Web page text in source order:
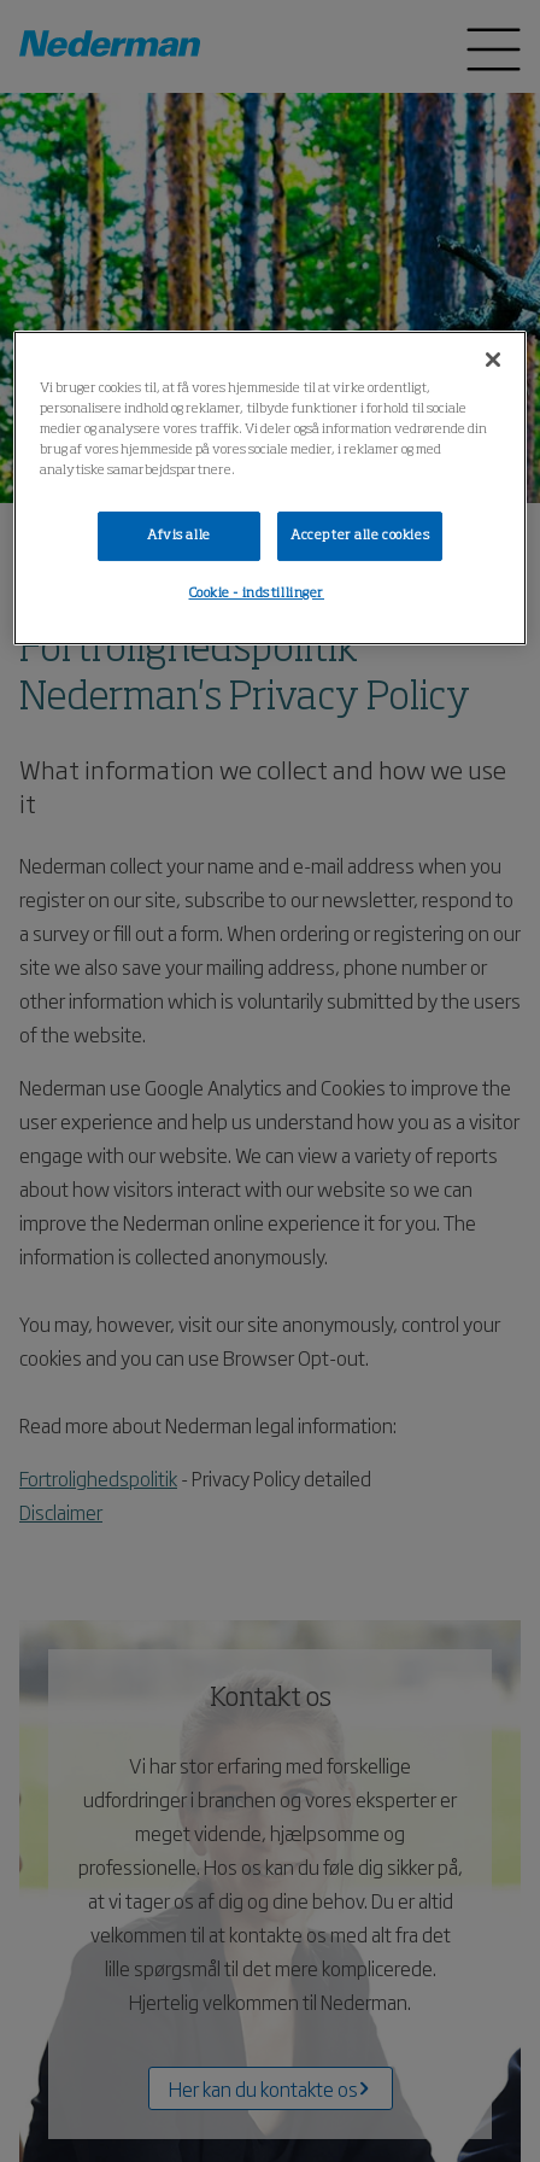
Om os Fortrolighedspolitik
Fortrolighedspolitik
Nederman's Privacy Policy
What information we collect and how we use
it
Nederman collect your name and e-mail address when you
register on our site, subscribe to our newsletter, respond to
a survey or fill out a form. When ordering or registering on our
site we also save your mailing address, phone number or
other information which is voluntarily submitted by the users
of the website.
Nederman use Google Analytics and Cookies to improve the
user experience and help us understand how you as a visitor
engage with our website. We can view a variety of reports
about how visitors interact with our website so we can
improve the Nederman online experience it for you. The
information is collected anonymously.
You may, however, visit our site anonymously, control your
cookies and you can use Browser Opt-out.
Read more about Nederman legal information:
Fortrolighedspolitik- Privacy Policy detailed
Disclaimer
Kontakt os
Vi har stor erfaring med forskellige
udfordringer i branchen og vores eksperter er
meget vidende, hjælpsomme og
professionelle. Hos os kan du føle dig sikker på,
at vi tager os af dig og dine behov. Du er altid
velkommen til at kontakte os med alt fra det
lille spørgsmål til det mere komplicerede.
Hjertelig velkommen til Nederman.
Her kan du kontakte os
Vi bruger cookies til, at få vores hjemmeside til at virke ordentligt,
personalisere indhold og reklamer, tilbyde funktioner i forhold til sociale
medier og analysere vores traffik. Vi deler også information vedrørende din
brug af vores hjemmeside på vores sociale medier, i reklamer og med
analytiske samarbejdspartnere.
Afvis alle Accepter alle cookies
Cookie - indstillinger